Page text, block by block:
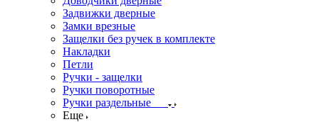
Задвижки дверные
Замки врезные
Защелки без ручек в комплекте
Накладки
Петли
Ручки - защелки
Ручки поворотные
Ручки раздельные
Еще